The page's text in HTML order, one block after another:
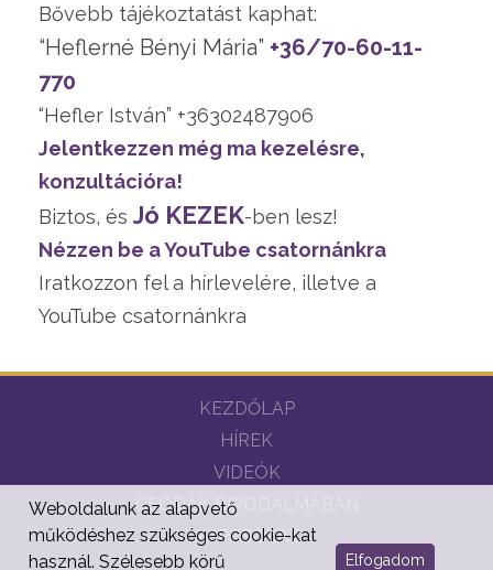
Bővebb tájékoztatást kaphat:
“Heflerné Bényi Mária” +36/70-60-11-
770
“Hefler István” +36302487906
Jelentkezzen még ma kezelésre,
konzultációra!
Biztos, és Jó KEZEK-ben lesz!
Nézzen be a YouTube csatornánkra
Iratkozzon fel a hírlevelére, illetve a
YouTube csatornánkra
KEZDŐLAP
HÍREK
VIDEÓK
CSODÁK BIRODALMÁBAN
KAPCSOLAT
Weboldalunk az alapvető
működéshez szükséges cookie-kat
használ. Szélesebb körű
Elfogadom